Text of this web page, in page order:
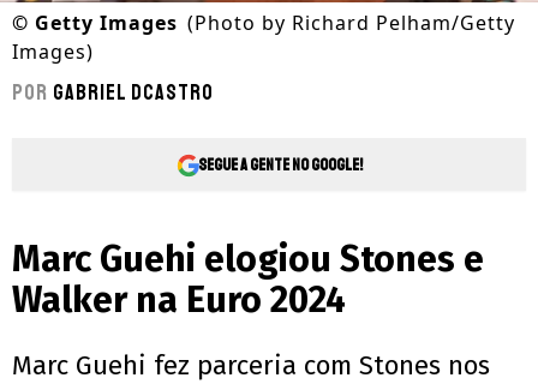
© Getty Images (Photo by Richard Pelham/Getty
Images)
Por Gabriel Dcastro
Segue a gente no Google!
Marc Guehi elogiou Stones e
Walker na Euro 2024
Marc Guehi fez parceria com Stones nos